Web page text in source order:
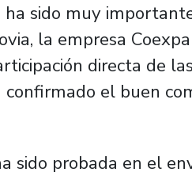
ha sido muy
la empresa
directa de
confirmado el buen
sido probada en el